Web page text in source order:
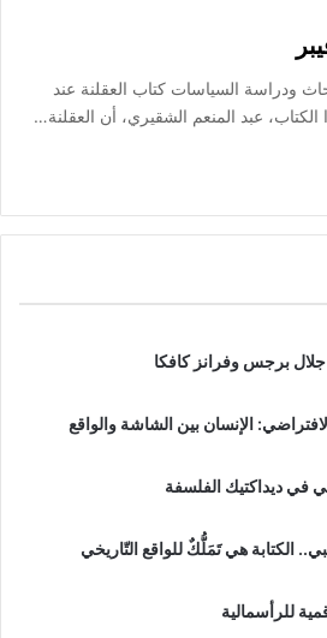
ودراسة السياسات كتاب العقلنة عند
عبد المنعم الشقيري، أن العقلنة…
جلال برجس وفرانز كافكا
الإنسان بين الشاشة والواقع
في ديداكتيك الفلسفة
الكتابة هي تَمَلُّكٌ للواقع التّاريخي
للرأسمالية